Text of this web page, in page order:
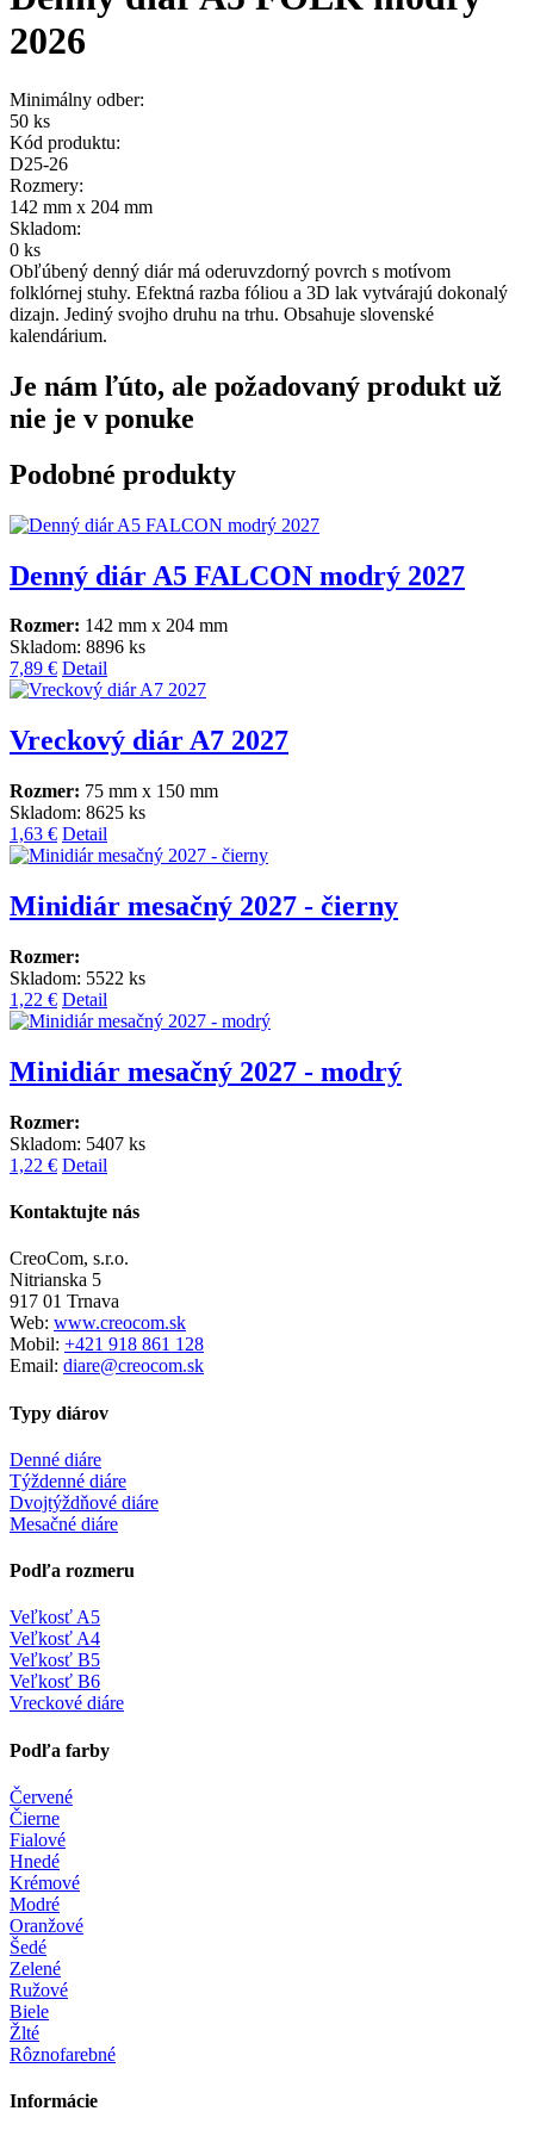
2026
Minimálny odber:
50 ks
Kód produktu:
D25-26
Rozmery:
142 mm x 204 mm
Skladom:
0 ks
Obľúbený denný diár má oderuvzdorný povrch s motívom
folklórnej stuhy. Efektná razba fóliou a 3D lak vytvárajú dokonalý
dizajn. Jediný svojho druhu na trhu. Obsahuje slovenské
kalendárium.
Je nám ľúto, ale požadovaný produkt už
nie je v ponuke
Podobné produkty
Denný diár A5 FALCON modrý 2027
Rozmer: 142 mm x 204 mm
Skladom: 8896 ks
7,89 € Detail
Vreckový diár A7 2027
Rozmer: 75 mm x 150 mm
Skladom: 8625 ks
1,63 € Detail
Minidiár mesačný 2027 - čierny
Rozmer:
Skladom: 5522 ks
1,22 € Detail
Minidiár mesačný 2027 - modrý
Rozmer:
Skladom: 5407 ks
1,22 € Detail
Kontaktujte nás
CreoCom, s.r.o.
Nitrianska 5
917 01 Trnava
Web: www.creocom.sk
Mobil: +421 918 861 128
Email: diare@creocom.sk
Typy diárov
Denné diáre
Týždenné diáre
Dvojtýždňové diáre
Mesačné diáre
Podľa rozmeru
Veľkosť A5
Veľkosť A4
Veľkosť B5
Veľkosť B6
Vreckové diáre
Podľa farby
Červené
Čierne
Fialové
Hnedé
Krémové
Modré
Oranžové
Šedé
Zelené
Ružové
Biele
Žlté
Rôznofarebné
Informácie